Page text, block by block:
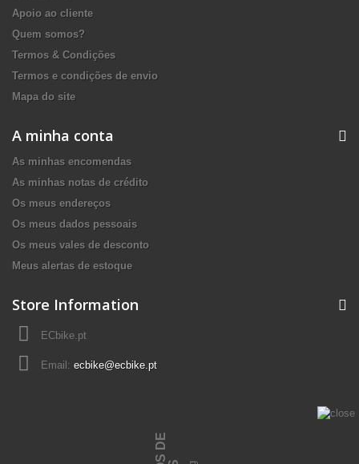
Apoio ao cliente
Quem somos?
Termos & Condições
Termos e condições de envio
Mapa do site
A minha conta
As minhas encomendas
As minhas notas de crédito
Os meus endereços
Os meus dados pessoais
Os meus vales de desconto
Meus alertas de estoque
Store Information
ECbike.pt
Email: ecbike@ecbike.pt